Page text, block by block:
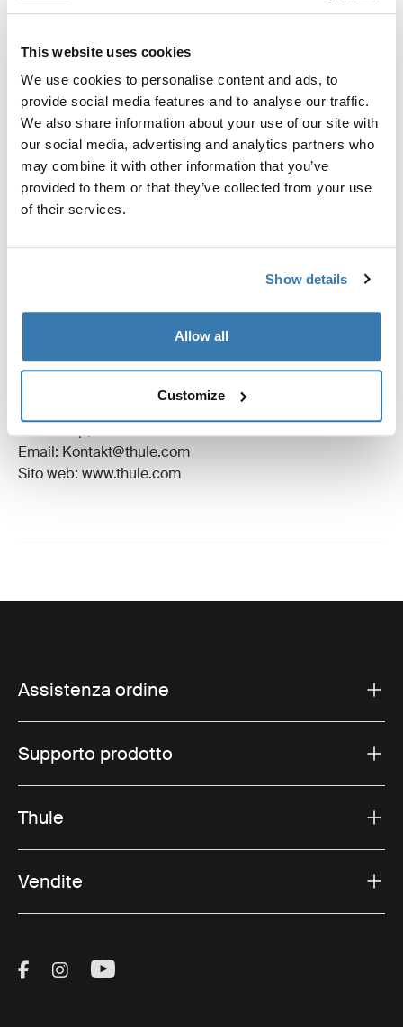
This website uses cookies
We use cookies to personalise content and ads, to
provide social media features and to analyse our traffic.
We also share information about your use of our site with
our social media, advertising and analytics partners who
may combine it with other information that you’ve
provided to them or that they’ve collected from your use
of their services.
Show details
Allow all
Customize
Toggle features
Tutte le caratteristiche
Toggle techspec
Specifiche tecniche
Toggle guides and instructions
Istruzioni
Informazioni sulla produzione
Marchio registrato: Thule Sweden AB
Nome produttore: Thule Sweden
Email: Kontakt@thule.com
Sito web: www.thule.com
Assistenza ordine
Supporto prodotto
Thule
Vendite
Visit Thule on Facebook (external link)
Visit Thule on Instagram (external link)
Visit Thule on Youtube (external